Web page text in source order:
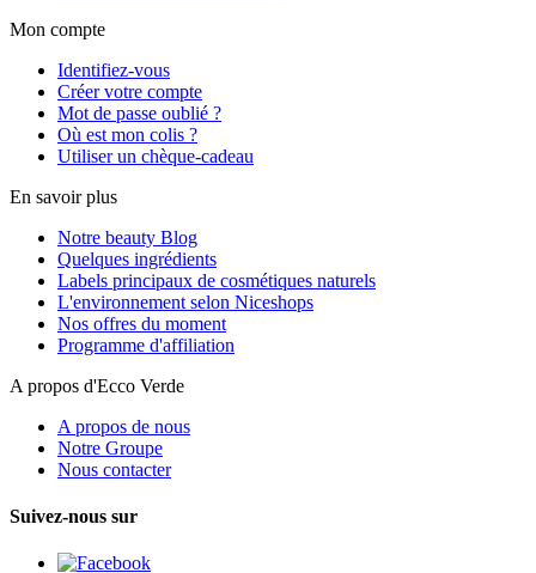
Mon compte
Identifiez-vous
Créer votre compte
Mot de passe oublié ?
Où est mon colis ?
Utiliser un chèque-cadeau
En savoir plus
Notre beauty Blog
Quelques ingrédients
Labels principaux de cosmétiques naturels
L'environnement selon Niceshops
Nos offres du moment
Programme d'affiliation
A propos d'Ecco Verde
A propos de nous
Notre Groupe
Nous contacter
Suivez-nous sur